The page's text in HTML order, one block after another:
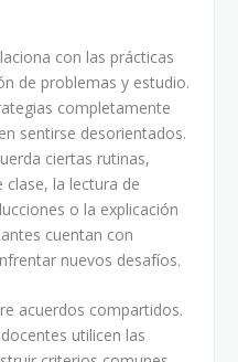
con las prácticas
de problemas y estudio.
completamente
sentirse desorientados.
ciertas rutinas,
la lectura de
o la explicación
cuentan con
nuevos desafíos.
acuerdos compartidos.
utilicen las